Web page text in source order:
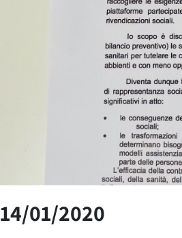
14/01/2020